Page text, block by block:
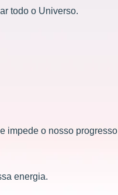
todo o Universo.
impede o nosso progresso
energia.